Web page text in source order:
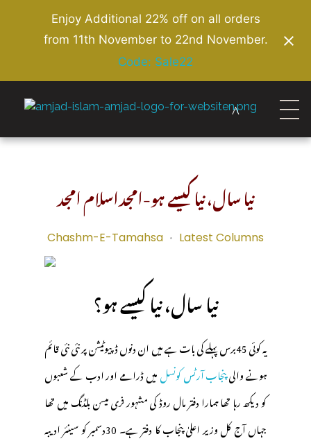
Enjoy Additional 22% off on all orders
from 11th November to 22nd November.
Code: Sale22
نیا سال، نیا کیسے ہو-امجداسلام امجد
Chashm-E-Tamahsa Latest Columns
نیا سال، نیا کیسے ہو؟
یہ کوئی 45برس پہلے کی بات ہے میں ان دنوں ڈپیوٹیشن پر نئی نئی قائم
ہونے والیپنجاب آرٹس کونسلمیں ڈرامے اور ادب کے شعبوں
کو دیکھ رہا تھا ہمارا دفتر مال روڈ کی مشہور فری میسن بلڈنگ میں تھا
جہاں آج کل وزیر اعلیٰ پنجاب کا دفتر ہے۔ 30دسمبر کو سینئر ادیبہ